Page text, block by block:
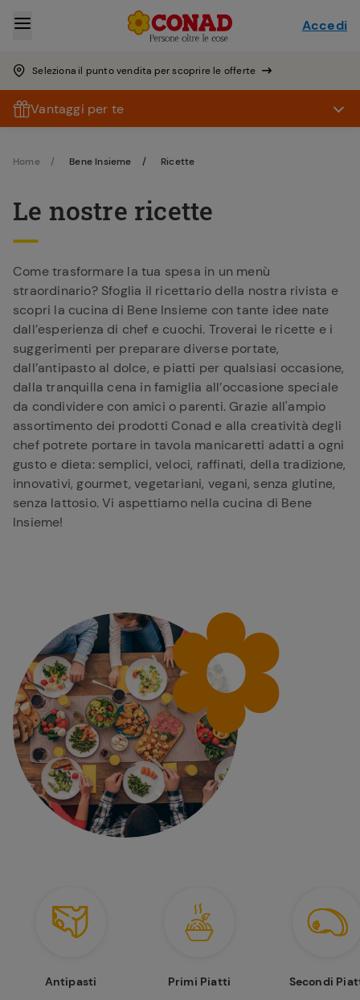
Seleziona il punto vendita per scoprire le offerte
Accedi
Vantaggi per te
Home Bene Insieme Ricette
Le nostre ricette
Come trasformare la tua spesa in un menù
straordinario? Sfoglia il ricettario della nostra rivista e
scopri la cucina di Bene Insieme con tante idee nate
dall’esperienza di chef e cuochi. Troverai le ricette e i
suggerimenti per preparare diverse portate,
dall’antipasto al dolce, e piatti per qualsiasi occasione,
dalla tranquilla cena in famiglia all’occasione speciale
da condividere con amici o parenti. Grazie all'ampio
assortimento dei prodotti Conad e alla creatività degli
chef potrete portare in tavola manicaretti adatti a ogni
gusto e dieta: semplici, veloci, raffinati, della tradizione,
innovativi, gourmet, vegetariani, vegani, senza glutine,
senza lattosio. Vi aspettiamo nella cucina di Bene
Insieme!
Antipasti Primi Piatti Secondi